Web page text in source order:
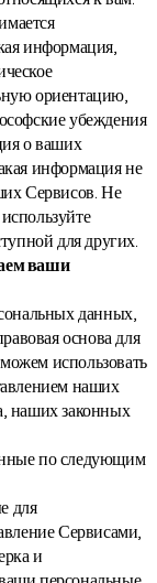
информация,
ориентацию,
убеждения
о ваших
информация не
Сервисов. Не
для других.
ваши
данных,
основа для
использовать
наших
наших законных
по следующим
для
Сервисами,
и